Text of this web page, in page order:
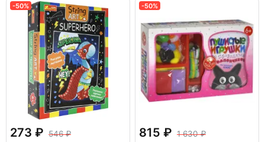
-50%
273
546
-50%
815
1 630